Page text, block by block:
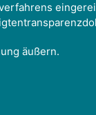
äußern.